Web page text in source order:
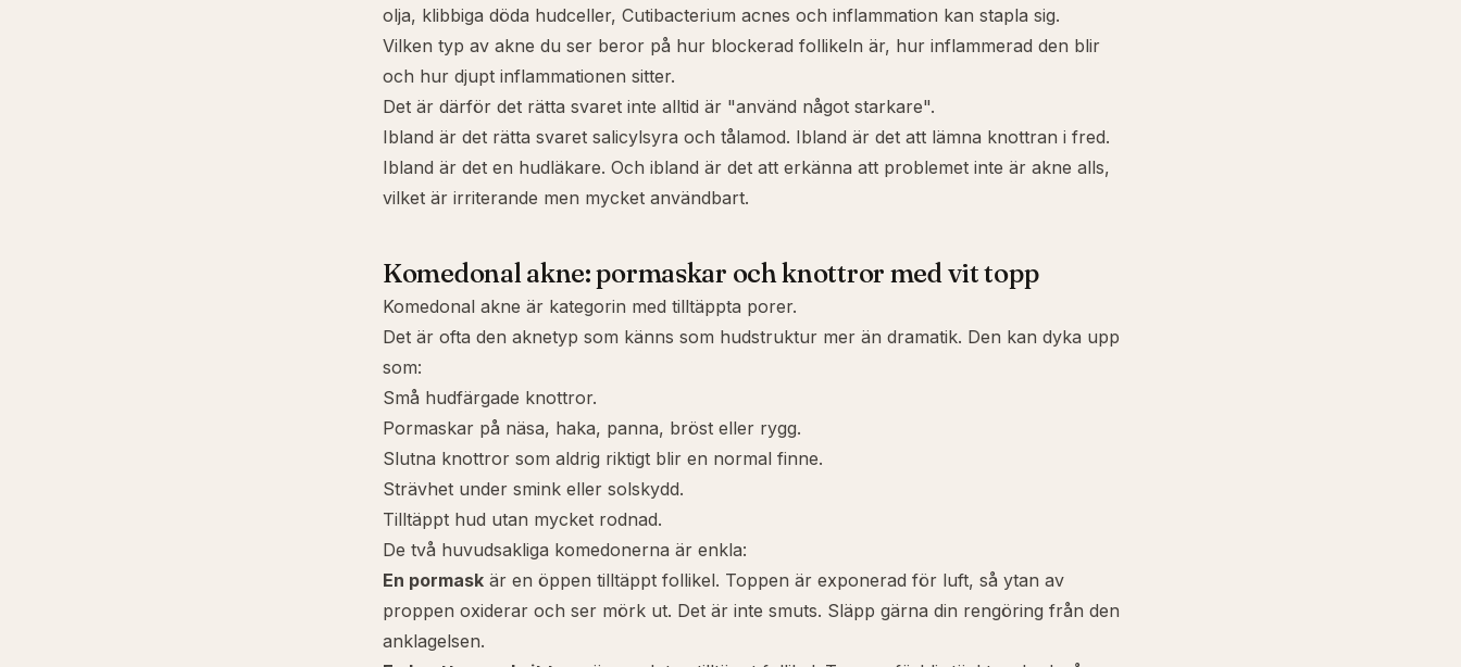
olja, klibbiga döda hudceller, Cutibacterium acnes och inflammation kan stapla sig.
Vilken typ av akne du ser beror på hur blockerad follikeln är, hur inflammerad den blir
och hur djupt inflammationen sitter.
Det är därför det rätta svaret inte alltid är "använd något starkare".
Ibland är det rätta svaret salicylsyra och tålamod. Ibland är det att lämna knottran i fred.
Ibland är det en hudläkare. Och ibland är det att erkänna att problemet inte är akne alls,
vilket är irriterande men mycket användbart.
Komedonal akne: pormaskar och knottror med vit topp
Komedonal akne är kategorin med tilltäppta porer.
Det är ofta den aknetyp som känns som hudstruktur mer än dramatik. Den kan dyka upp
som:
Små hudfärgade knottror.
Pormaskar på näsa, haka, panna, bröst eller rygg.
Slutna knottror som aldrig riktigt blir en normal finne.
Strävhet under smink eller solskydd.
Tilltäppt hud utan mycket rodnad.
De två huvudsakliga komedonerna är enkla:
En pormask är en öppen tilltäppt follikel. Toppen är exponerad för luft, så ytan av
proppen oxiderar och ser mörk ut. Det är inte smuts. Släpp gärna din rengöring från den
anklagelsen.